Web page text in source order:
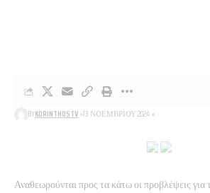
BYKORINTHOSTV 13 ΝΟΕΜΒΡΊΟΥ 2024
Αναθεωρούνται προς τα κάτω οι προβλέψεις για